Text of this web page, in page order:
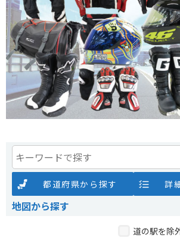
都道府県から探す 詳
地図から探す
道の駅を除